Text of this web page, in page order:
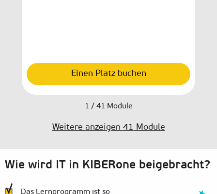
Einen Platz buchen
1 / 41 Module
Weitere anzeigen 41 Module
Wie wird IT in KIBERone beigebracht?
Das Lernprogramm ist so